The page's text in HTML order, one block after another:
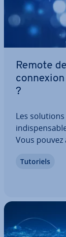
Remote
?
Les
Vous
pour le
Tutoriels